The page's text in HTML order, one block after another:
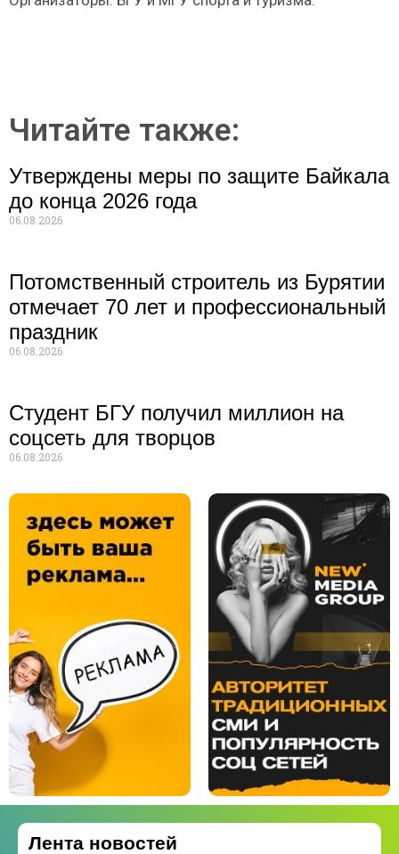
Читайте также:
Утверждены меры по защите Байкала
до конца 2026 года
06.08.2026
Потомственный строитель из Бурятии
отмечает 70 лет и профессиональный
праздник
06.08.2026
Студент БГУ получил миллион на
соцсеть для творцов
06.08.2026
Лента новостей